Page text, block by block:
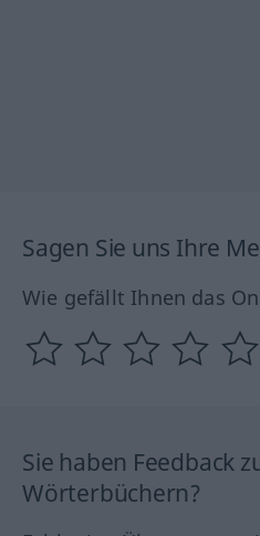
Sagen Sie uns Ihre
Wie gefällt Ihnen das
Sie haben Feedback
Wörterbüchern?